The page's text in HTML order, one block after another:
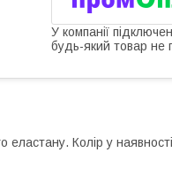
У компанії
будь-який товар не
еластану. Колір у